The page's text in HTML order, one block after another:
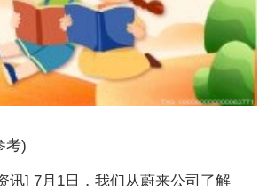
考)
讯] 7月1日，我们从蔚来公司了解